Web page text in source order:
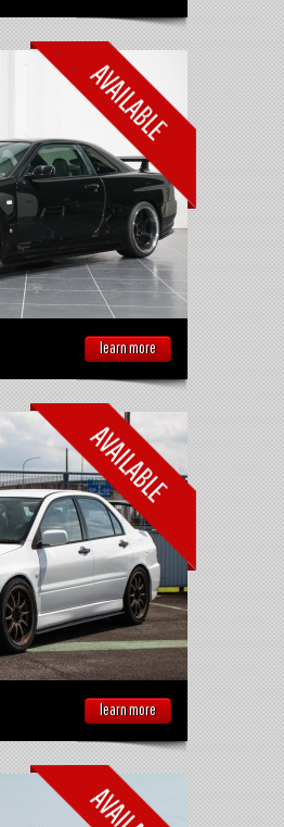
learn more
learn more